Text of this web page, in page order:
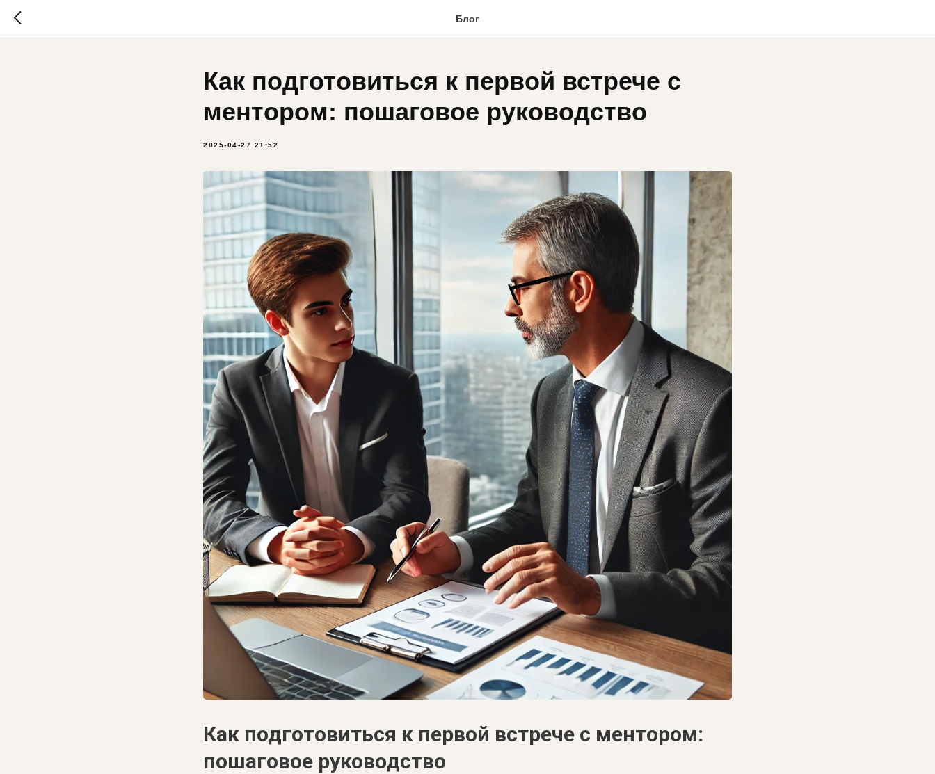
Блог
Как подготовиться к первой встрече с
ментором: пошаговое руководство
2025-04-27 21:52
Как подготовиться к первой встрече с ментором:
пошаговое руководство